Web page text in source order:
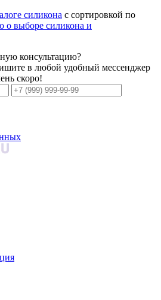
силикона с сортировкой по
о выборе силикона и
консультацию?
в любой удобный мессенджер
скоро!